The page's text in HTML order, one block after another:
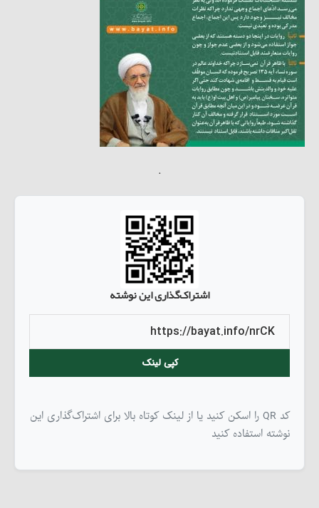
.
اشتراک‌گذاری این نوشته
کپی لینک
کد QR را اسکن کنید یا از لینک کوتاه بالا برای اشتراک‌گذاری این
نوشته استفاده کنید